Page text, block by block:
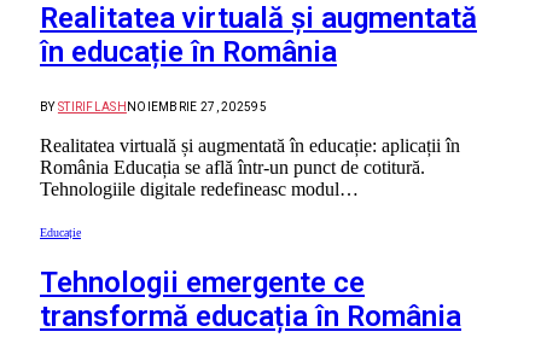
Realitatea virtuală și augmentată
în educație în România
BY STIRIFLASH NOIEMBRIE 27, 202595
Realitatea virtuală și augmentată în educație: aplicații în
România Educația se află într-un punct de cotitură.
Tehnologiile digitale redefineasc modul…
Educație
Tehnologii emergente ce
transformă educația în România